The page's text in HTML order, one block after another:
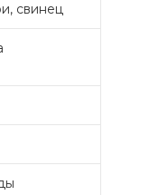
свинец